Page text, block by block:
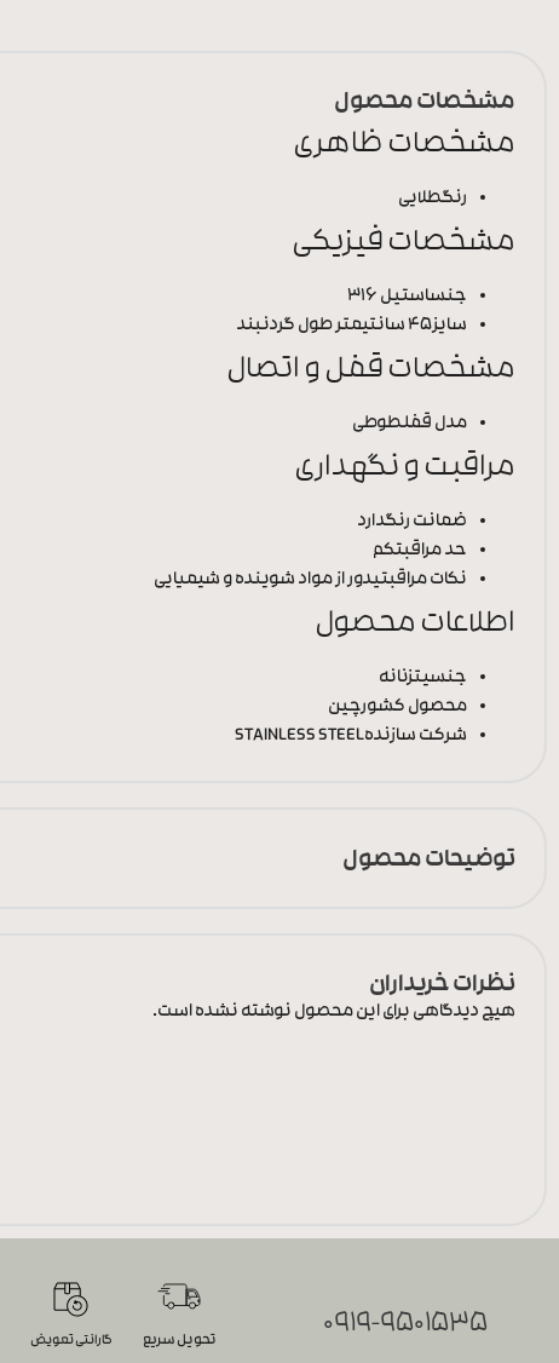
مشخصات محصول
مشخصات ظاهری
رنگطلایی
مشخصات فیزیکی
جنساستیل 316
سایز45 سانتیمتر طول گردنبند
مشخصات قفل و اتصال
مدل قفلطوطی
مراقبت و نگهداری
ضمانت رنگدارد
حد مراقبتکم
نکات مراقبتیدور از مواد شوینده و شیمیایی
اطلاعات محصول
جنسیتزنانه
محصول کشورچین
شرکت سازندهSTAINLESS STEEL
توضیحات محصول
نظرات خریداران
هیچ دیدگاهی برای این محصول نوشته نشده است.
0919-9501535 تحویل سریع گارانتی تعویض